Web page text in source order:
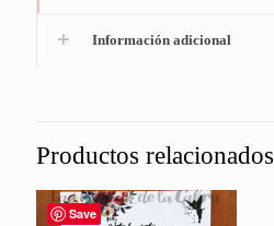
Información adicional
Productos relacionados
Save